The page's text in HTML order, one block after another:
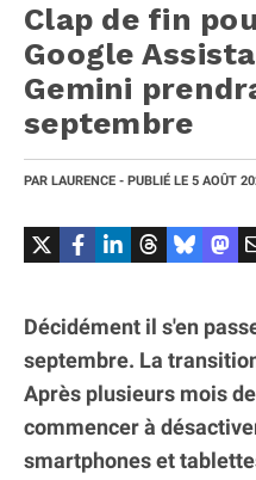
Clap de fin
Google
Gemini
septembre
PAR LAURENCE - PUBLIÉ LE 5 AOÛT
Décidément il s'en
septembre. La
Après plusieurs mois
commencer à
smartphones et